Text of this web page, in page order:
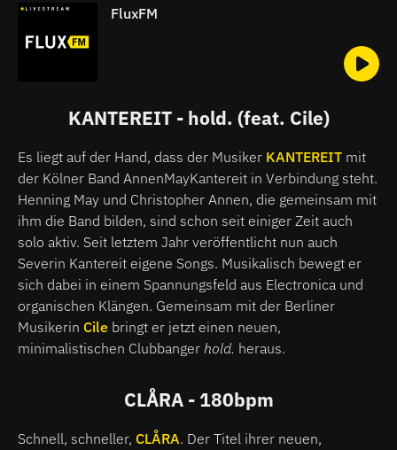
FluxFM
KANTEREIT - hold. (feat. Cile)
Es liegt auf der Hand, dass der Musiker KANTEREIT mit
der Kölner Band AnnenMayKantereit in Verbindung steht.
Henning May und Christopher Annen, die gemeinsam mit
ihm die Band bilden, sind schon seit einiger Zeit auch
solo aktiv. Seit letztem Jahr veröffentlicht nun auch
Severin Kantereit eigene Songs. Musikalisch bewegt er
sich dabei in einem Spannungsfeld aus Electronica und
organischen Klängen. Gemeinsam mit der Berliner
Musikerin Cile bringt er jetzt einen neuen,
minimalistischen Clubbanger hold. heraus.
CLÅRA - 180bpm
Schnell, schneller, CLÅRA. Der Titel ihrer neuen,